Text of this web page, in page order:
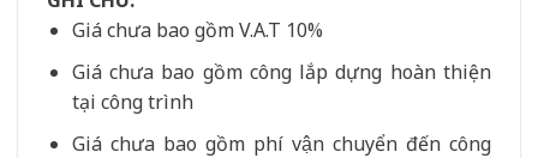
Giá chưa bao gồm V.A.T 10%
Giá chưa bao gồm công lắp dựng hoàn thiện
tại công trình
Giá chưa bao gồm phí vận chuyển đến công